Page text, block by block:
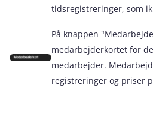
tidsregistreringer, som
På knappen
medarbejderkortet for
medarbejder.
registreringer og priser